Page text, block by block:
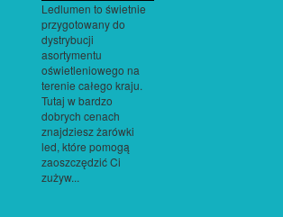
Ledlumen to świetnie
przygotowany do
dystrybucji
asortymentu
oświetleniowego na
terenie całego kraju.
Tutaj w bardzo
dobrych cenach
znajdziesz żarówki
led, które pomogą
zaoszczędzić Ci
zużyw...